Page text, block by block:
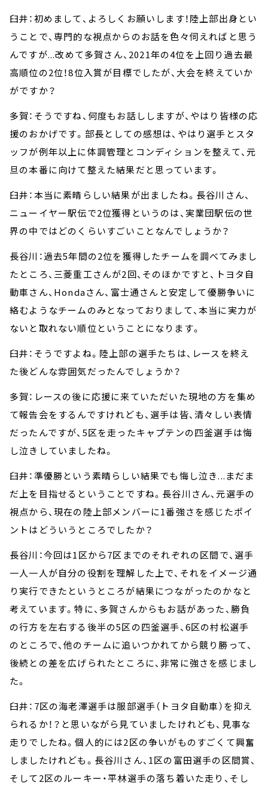
臼井：初めまして、よろしくお願いします！陸上部出身とい
うことで、専門的な視点からのお話を色々伺えればと思う
んですが...改めて多賀さん、2021年の4位を上回り過去最
高順位の2位！8位入賞が目標でしたが、大会を終えていか
がですか？
多賀：そうですね、何度もお話ししますが、やはり皆様の応
援のおかげです。部長としての感想は、やはり選手とスタ
ッフが例年以上に体調管理とコンディションを整えて、元
旦の本番に向けて整えた結果だと思っています。
臼井：本当に素晴らしい結果が出ましたね。長谷川さん、
ニューイヤー駅伝で2位獲得というのは、実業団駅伝の世
界の中ではどのくらいすごいことなんでしょうか？
長谷川：過去5年間の2位を獲得したチームを調べてみまし
たところ、三菱重工さんが2回、そのほかですと、トヨタ自
動車さん、Hondaさん、富士通さんと安定して優勝争いに
絡むようなチームのみとなっておりまして、本当に実力が
ないと取れない順位ということになります。
臼井：そうですよね。陸上部の選手たちは、レースを終え
た後どんな雰囲気だったんでしょうか？
多賀：レースの後に応援に来ていただいた現地の方を集め
て報告会をするんですけれども、選手は皆、清々しい表情
だったんですが、5区を走ったキャプテンの四釜選手は悔
し泣きしていましたね。
臼井：準優勝という素晴らしい結果でも悔し泣き...まだま
だ上を目指せるということですね。長谷川さん、元選手の
視点から、現在の陸上部メンバーに1番強さを感じたポイ
ントはどういうところでしたか？
長谷川：今回は1区から7区までのそれぞれの区間で、選手
一人一人が自分の役割を理解した上で、それをイメージ通
り実行できたというところが結果につながったのかなと
考えています。特に、多賀さんからもお話があった、勝負
の行方を左右する後半の5区の四釜選手、6区の村松選手
のところで、他のチームに追いつかれてから競り勝って、
後続との差を広げられたところに、非常に強さを感じまし
た。
臼井：7区の海老澤選手は服部選手（トヨタ自動車）を抑え
られるか！？と思いながら見ていましたけれども、見事な
走りでしたね。個人的には2区の争いがものすごくて興奮
しましたけれども。長谷川さん、1区の富田選手の区間賞、
そして2区のルーキー・平林選手の落ち着いた走り、そし